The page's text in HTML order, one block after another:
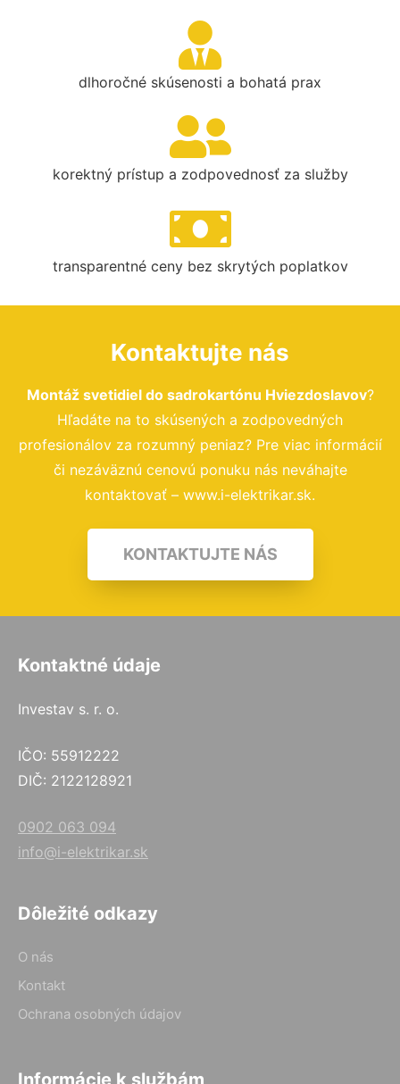
dlhoročné skúsenosti a bohatá prax
korektný prístup a zodpovednosť za služby
transparentné ceny bez skrytých poplatkov
Kontaktujte nás
Montáž svetidiel do sadrokartónu Hviezdoslavov?
Hľadáte na to skúsených a zodpovedných
profesionálov za rozumný peniaz? Pre viac informácií
či nezáväznú cenovú ponuku nás neváhajte
kontaktovať – www.i-elektrikar.sk.
KONTAKTUJTE NÁS
Kontaktné údaje
Investav s. r. o.
IČO: 55912222
DIČ: 2122128921
0902 063 094
info@i-elektrikar.sk
Dôležité odkazy
O nás
Kontakt
Ochrana osobných údajov
Informácie k službám